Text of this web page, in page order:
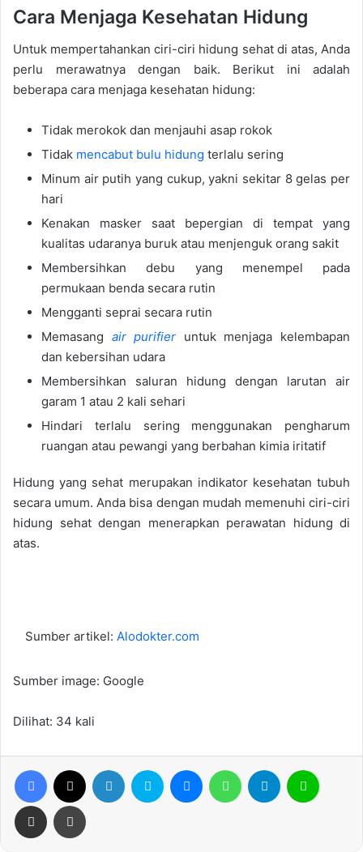
Cara Menjaga Kesehatan Hidung
Untuk mempertahankan ciri-ciri hidung sehat di atas, Anda
perlu merawatnya dengan baik. Berikut ini adalah
beberapa cara menjaga kesehatan hidung:
Tidak merokok dan menjauhi asap rokok
Tidak mencabut bulu hidung terlalu sering
Minum air putih yang cukup, yakni sekitar 8 gelas per
hari
Kenakan masker saat bepergian di tempat yang
kualitas udaranya buruk atau menjenguk orang sakit
Membersihkan debu yang menempel pada
permukaan benda secara rutin
Mengganti seprai secara rutin
Memasang air purifier untuk menjaga kelembapan
dan kebersihan udara
Membersihkan saluran hidung dengan larutan air
garam 1 atau 2 kali sehari
Hindari terlalu sering menggunakan pengharum
ruangan atau pewangi yang berbahan kimia iritatif
Hidung yang sehat merupakan indikator kesehatan tubuh
secara umum. Anda bisa dengan mudah memenuhi ciri-ciri
hidung sehat dengan menerapkan perawatan hidung di
atas.
Sumber artikel: Alodokter.com
Sumber image: Google
Dilihat: 34 kali
Facebook LinkedIn Skype MessengerWhatsAppTelegram
Share via Email Print